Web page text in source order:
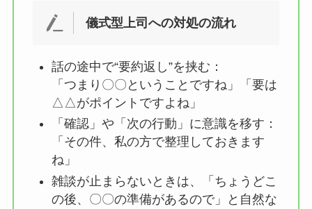
儀式型上司への対処の流れ
話の途中で“要約返し”を挟む：
「つまり〇〇ということですね」「要は
△△がポイントですよね」
「確認」や「次の行動」に意識を移す：
「その件、私の方で整理しておきます
ね」
雑談が止まらないときは、「ちょうどこ
の後、〇〇の準備があるので」と自然な